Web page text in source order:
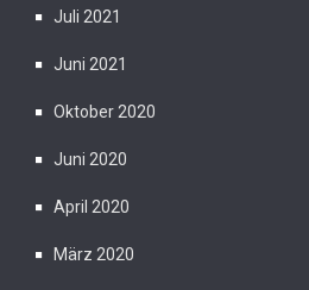
Juli 2021
Juni 2021
Oktober 2020
Juni 2020
April 2020
März 2020